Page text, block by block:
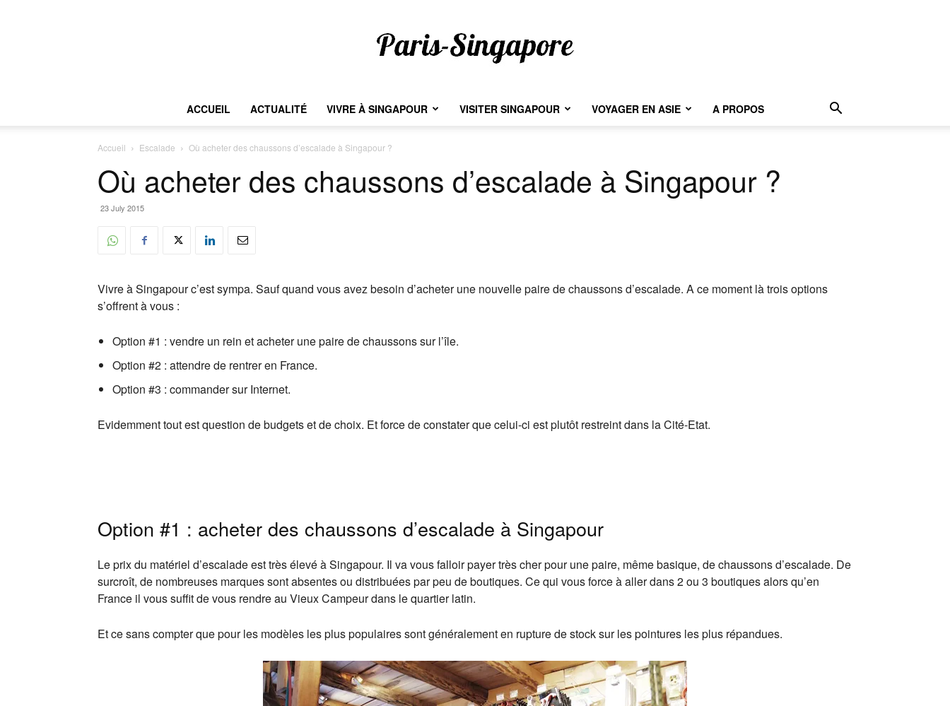
Paris-
ACCUEIL ACTUALITÉ VIVRE À SINGAPOUR VISITER SINGAPOUR VOYAGER EN ASIE A PROPOS
Accueil Escalade Où acheter des chaussons d’escalade à Singapour ?
Où acheter des chaussons d’escalade à Singapour ?
23 July 2015
Vivre à Singapour c’est sympa. Sauf quand vous avez besoin d’acheter une nouvelle paire de chaussons d’escalade. A ce moment là trois options
s’offrent à vous :
Option #1 : vendre un rein et acheter une paire de chaussons sur l’île.
Option #2 : attendre de rentrer en France.
Option #3 : commander sur Internet.
Evidemment tout est question de budgets et de choix. Et force de constater que celui-ci est plutôt restreint dans la Cité-Etat.
Option #1 : acheter des chaussons d’escalade à Singapour
Le prix du matériel d’escalade est très élevé à Singapour. Il va vous falloir payer très cher pour une paire, même basique, de chaussons d’escalade. De
surcroît, de nombreuses marques sont absentes ou distribuées par peu de boutiques. Ce qui vous force à aller dans 2 ou 3 boutiques alors qu’en
France il vous suffit de vous rendre au Vieux Campeur dans le quartier latin.
Et ce sans compter que pour les modèles les plus populaires sont généralement en rupture de stock sur les pointures les plus répandues.